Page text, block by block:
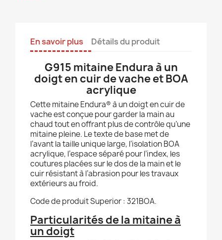
En savoir plus Détails du produit
G915 mitaine Endura à un
doigt en cuir de vache et BOA
acrylique
Cette mitaine Endura® à un doigt en cuir de
vache est conçue pour garder la main au
chaud tout en offrant plus de contrôle qu’une
mitaine pleine. Le texte de base met de
l’avant la taille unique large, l’isolation BOA
acrylique, l’espace séparé pour l’index, les
coutures placées sur le dos de la main et le
cuir résistant à l’abrasion pour les travaux
extérieurs au froid.
Code de produit Superior : 321BOA.
Particularités de la mitaine à
un doigt